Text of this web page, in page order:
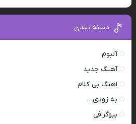
دسته بندی
آلبوم
آهنگ جدید
اهنگ بی کلام
به زودی…
بیوگرافی